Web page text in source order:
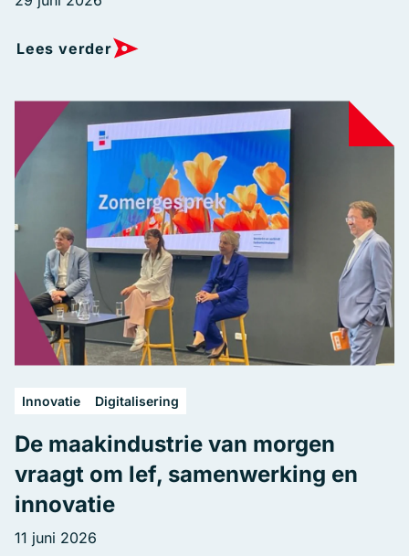
Lees verder
Innovatie Digitalisering
De maakindustrie van morgen
vraagt om lef, samenwerking en
innovatie
11 juni 2026